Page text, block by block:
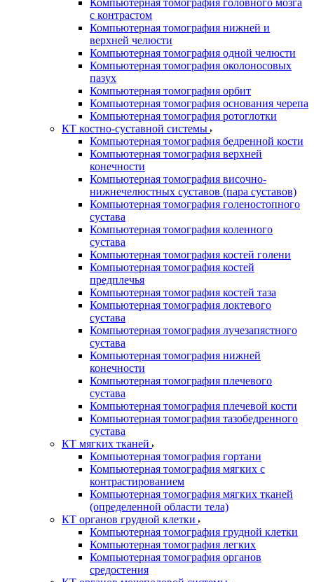
Компьютерная томография головного мозга
с контрастом
Компьютерная томография нижней и
верхней челюсти
Компьютерная томография одной челюсти
Компьютерная томография околоносовых
пазух
Компьютерная томография орбит
Компьютерная томография основания черепа
Компьютерная томография ротоглотки
КТ костно-суставной системы
Компьютерная томография бедренной кости
Компьютерная томография верхней
конечности
Компьютерная томография височно-
нижнечелюстных суставов (пара суставов)
Компьютерная томография голеностопного
сустава
Компьютерная томография коленного
сустава
Компьютерная томография костей голени
Компьютерная томография костей
предплечья
Компьютерная томография костей таза
Компьютерная томография локтевого
сустава
Компьютерная томография лучезапястного
сустава
Компьютерная томография нижней
конечности
Компьютерная томография плечевого
сустава
Компьютерная томография плечевой кости
Компьютерная томография тазобедренного
сустава
КТ мягких тканей
Компьютерная томография гортани
Компьютерная томография мягких с
контрастированием
Компьютерная томография мягких тканей
(определенной области тела)
КТ органов грудной клетки
Компьютерная томография грудной клетки
Компьютерная томография легких
Компьютерная томография органов
средостения